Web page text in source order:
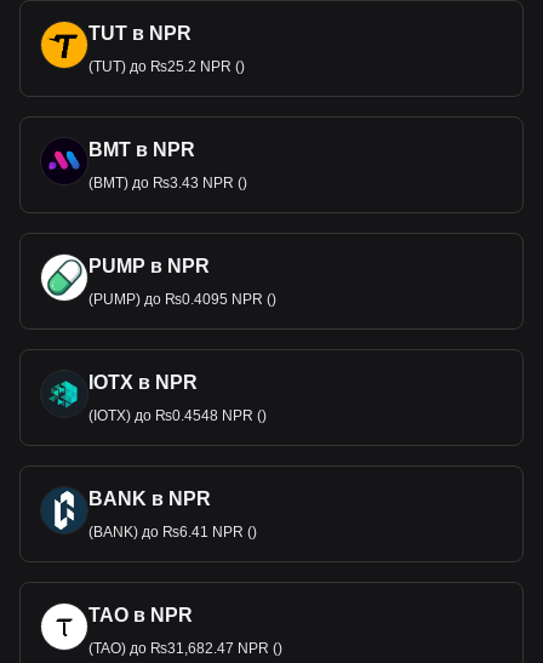
TUT в NPR
(TUT) до ₨25.2 NPR ()
BMT в NPR
(BMT) до ₨3.43 NPR ()
PUMP в NPR
(PUMP) до ₨0.4095 NPR ()
IOTX в NPR
(IOTX) до ₨0.4548 NPR ()
BANK в NPR
(BANK) до ₨6.41 NPR ()
TAO в NPR
(TAO) до ₨31,682.47 NPR ()